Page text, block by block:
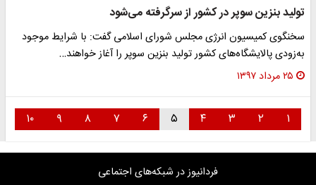
تولید بنزین سوپر در کشور از سرگرفته می‌شود
سخنگوی کمیسیون انرژی مجلس شورای اسلامی گفت: با شرایط موجود
به‌زودی پالایشگاه‌های کشور تولید بنزین سوپر را آغاز خواهند…
۲۵ مرداد ۱۳۹۷
۱ ۲ ۳ ۴ ۵ ۶ ۷ ۸ ۹ ۱۰
فردانیوز در شبکه‌های اجتماعی